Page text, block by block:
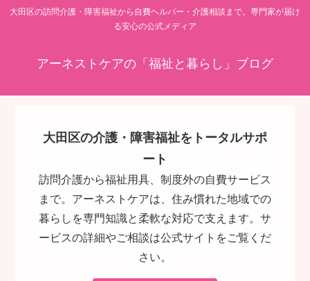
大田区の訪問介護・障害福祉から自費ヘルパー・介護相談まで。専門家が届け
る安心の公式メディア
アーネストケアの「福祉と暮らし」ブログ
大田区の介護・障害福祉をトータルサポ
ート
訪問介護から福祉用具、制度外の自費サービス
まで。アーネストケアは、住み慣れた地域での
暮らしを専門知識と柔軟な対応で支えます。サ
ービスの詳細やご相談は公式サイトをご覧くだ
さい。